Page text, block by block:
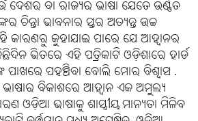
ବା ରାଜ୍ୟର ଭାଷା ଯେତେ ଉର୍ଣ୍ଣତ
ଚିନ୍ତା ଭାବନାର ସ୍ତର ଅତ୍ୟନ୍ତ ଉଚ୍ଚ
କୁହାଯାଇ ପାରେ ଯେ ଆହ୍ୱାନର
ଭିତରେ ଏହି ପତ୍ରିକାଟି ଓଡ଼ିଶାରେ ହାର୍ଡ
ପାଖରେ ପହଞ୍ଚିବା ବୋଲି ମୋର ବିଶ୍ୱାସ .
ବିକାଶରେ ଆହ୍ୱାନ ଏକ ଅମୁଲ୍ୟ
ଓଡ଼ିଆ ଭାଷାକୁ ଶାସ୍ତ୍ରୀୟ ମାନ୍ୟତା ମିଳିବ